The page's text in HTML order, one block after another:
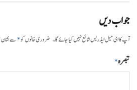
جواب دیں
آپ کا ای میل ایڈریس شائع نہیں کیا جائے گا۔ ضروری خانوں کو*سے نشان
تبصرہ*